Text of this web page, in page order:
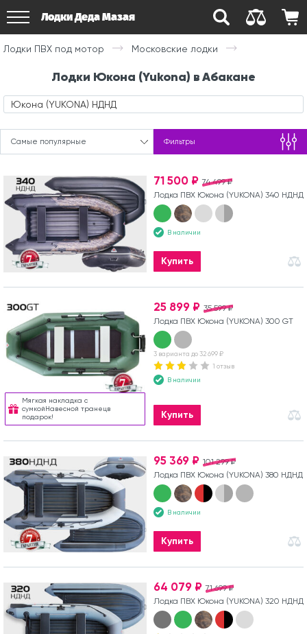
Лодки Деда Мазая
Лодки ПВХ под мотор Московские лодки
Лодки Юкона (Yukona) в Абакане
Юкона (YUKONA) НДНД
Самые популярные Фильтры
74 499 ₽
71 500 ₽
Лодка ПВХ Юкона (YUKONA) 340 НДНД
В наличии
Купить
Мягкая накладка с
сумкойНавесной транецв
подарок!
35 599 ₽
25 899 ₽
Лодка ПВХ Юкона (YUKONA) 300 GT
3 варианта до 32 699 ₽
1 отзыв
В наличии
Купить
101 299 ₽
95 369 ₽
Лодка ПВХ Юкона (YUKONA) 380 НДНД
В наличии
Купить
71 699 ₽
64 079 ₽
Лодка ПВХ Юкона (YUKONA) 320 НДНД